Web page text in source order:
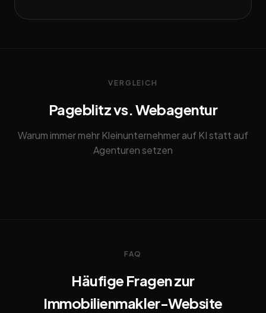
VERGLEICH
Pageblitz vs. Webagentur
Warum immer mehr Kleinunternehmer auf KI statt auf
Agenturen setzen
FAQ
Häufige Fragen zur
Immobilienmakler-Website